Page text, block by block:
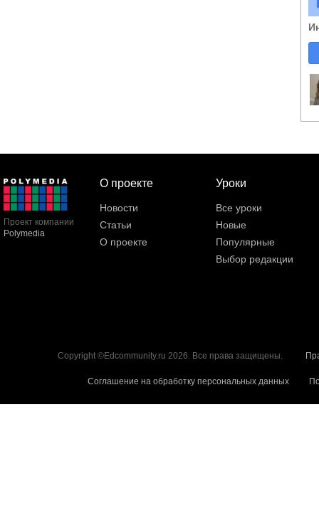
Проект компании
Polymedia
О проекте
Новости
Статьи
О проекте
Уроки
Все уроки
Новые
Популярные
Выбор редакции
Copyright ©Edcommunity.ru 2026. Все права защищены.
Соглашение на обработку персональных данных